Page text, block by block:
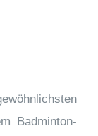
Badminton-